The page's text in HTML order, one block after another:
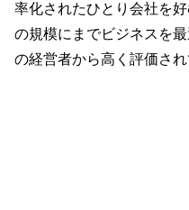
率化されたひとり会社を
の規模にまでビジネスを
の経営者から高く評価され